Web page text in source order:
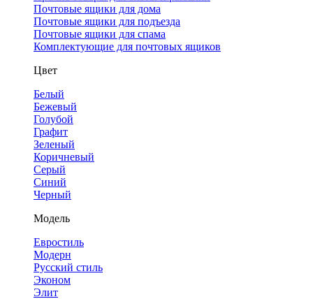
Почтовые ящики для дома
Почтовые ящики для подъезда
Почтовые ящики для спама
Комплектующие для почтовых ящиков
Цвет
Белый
Бежевый
Голубой
Графит
Зеленый
Коричневый
Серый
Синий
Черный
Модель
Евростиль
Модерн
Русский стиль
Эконом
Элит